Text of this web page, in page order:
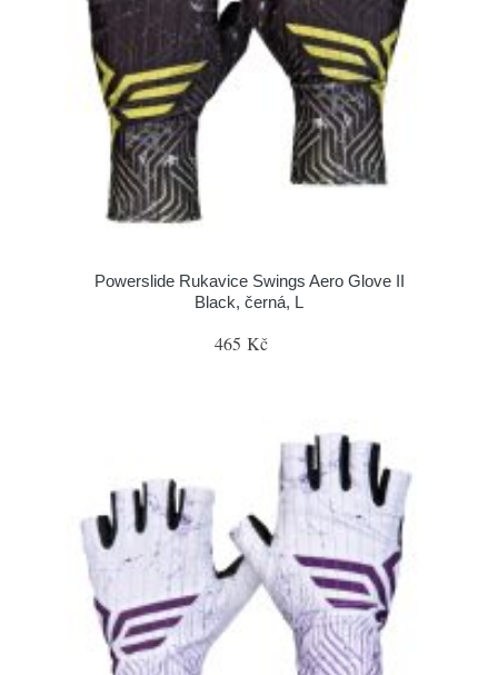
Powerslide Rukavice Swings Aero Glove II
Black, černá, L
465 Kč